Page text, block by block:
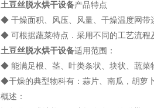
土豆丝脱水烘干设备产品特点
◆ 干燥面积、风压、风量、干燥温度网带
◆ 可根据蔬菜特点．采用不同的工艺流程
土豆丝脱水烘干设备适用范围：
◆ 能满足根、茎、叶类条状、块状、蔬菜
◆干燥的典型物科有：蒜片、南瓜，胡萝
概述：